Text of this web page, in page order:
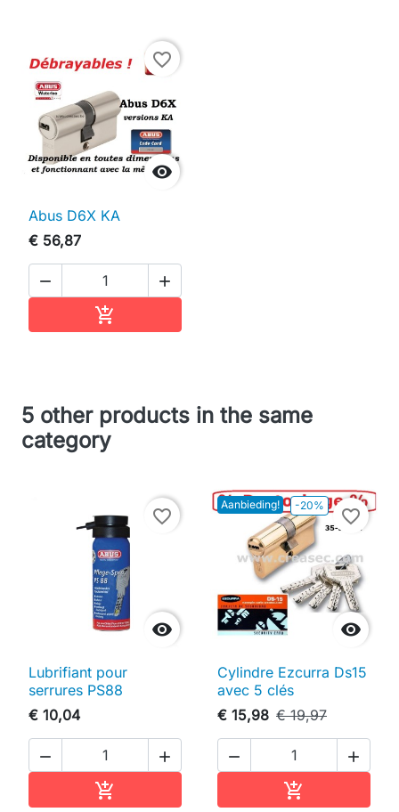

favorite_border
Abus D6X KA
€ 56,87
 

5 other products in the same
category

favorite_border
Lubrifiant pour
serrures PS88
€ 10,04
 

Aanbieding! -20%

favorite_border
Cylindre Ezcurra Ds15
avec 5 clés
€ 15,98 € 19,97
 
